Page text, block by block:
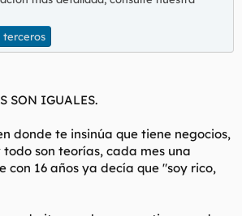
terceros
SON IGUALES.
donde te insinúa que tiene negocios,
son teorías, cada mes una
con 16 años ya decía que "soy rico,